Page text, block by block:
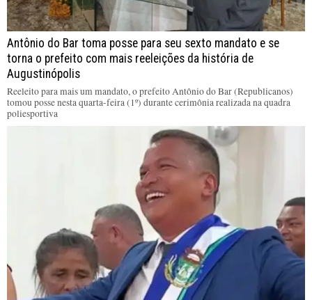
Antônio do Bar toma posse para seu sexto mandato e se
torna o prefeito com mais reeleições da história de
Augustinópolis
Reeleito para mais um mandato, o prefeito Antônio do Bar (Republicanos)
tomou posse nesta quarta-feira (1º) durante cerimônia realizada na quadra
poliesportiva